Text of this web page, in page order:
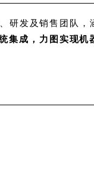
研发及销售团队
成，力图实现机